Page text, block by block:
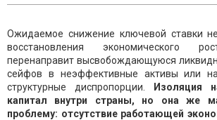
Ожидаемое снижение ключевой ставки
восстановления экономического
перенаправит высвобождающуюся
сейфов в неэффективные активы или
структурные диспропорции.
Изоляция
капитал внутри страны, но она же
проблему: отсутствие работающей